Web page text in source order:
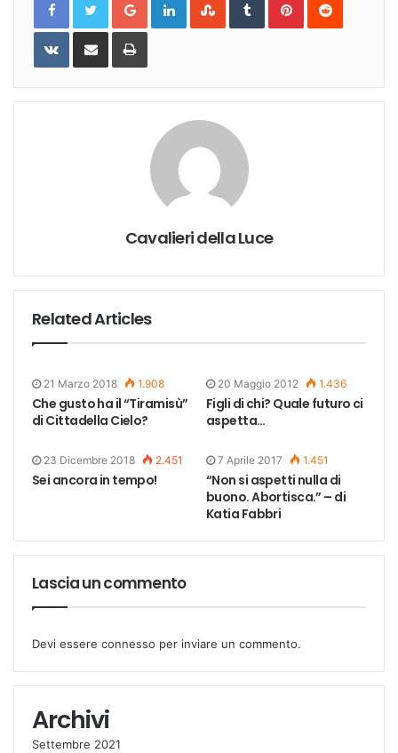
VKontakteShare
Email
Print
Cavalieri della Luce
Related Articles
21 Marzo 2018 1.908
Che gusto ha il “Tiramisù”
di Cittadella Cielo?
20 Maggio 2012 1.436
Figli di chi? Quale futuro ci
aspetta…
23 Dicembre 2018 2.451
Sei ancora in tempo!
7 Aprile 2017 1.451
“Non si aspetti nulla di
buono. Abortisca.” – di
Katia Fabbri
Lascia un commento
Devi essere connesso per inviare un commento.
Archivi
Settembre 2021